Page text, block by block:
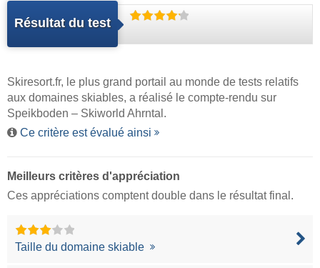
Résultat du test
Skiresort.fr, le plus grand portail au monde de tests relatifs
aux domaines skiables, a réalisé le compte-rendu sur
Speikboden – Skiworld Ahrntal.
Ce critère est évalué ainsi
Meilleurs critères d'appréciation
Ces appréciations comptent double dans le résultat final.
Taille du domaine skiable